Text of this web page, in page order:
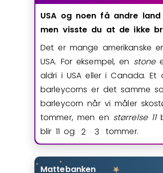
USA og noen få andre land
men visste du at de ikke
Det er mange amerikanske
USA. For eksempel, en stone
aldri i USA eller i Canada. Et
barleycorns er det samme
barleycorn når vi måler
tommer, men en størrelse 11
blir 11 og
2 3 tommer.
Mattebanken